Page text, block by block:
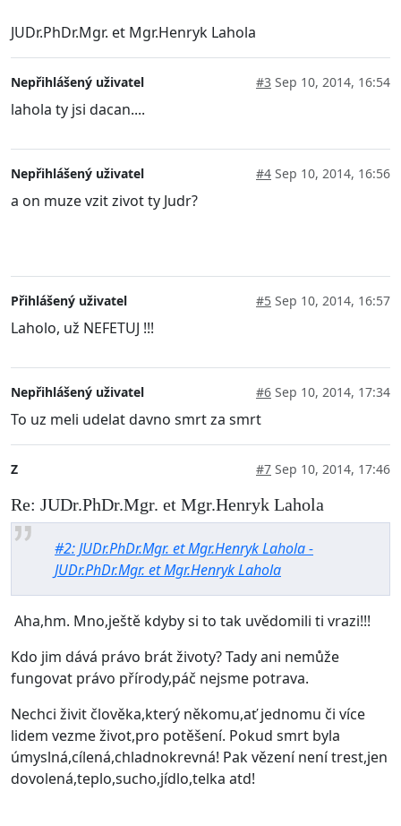
JUDr.PhDr.Mgr. et Mgr.Henryk Lahola
Nepřihlášený uživatel #3 Sep 10, 2014, 16:54
lahola ty jsi dacan....
Nepřihlášený uživatel #4 Sep 10, 2014, 16:56
a on muze vzit zivot ty Judr?
Přihlášený uživatel #5 Sep 10, 2014, 16:57
Laholo, už NEFETUJ !!!
Nepřihlášený uživatel #6 Sep 10, 2014, 17:34
To uz meli udelat davno smrt za smrt
Z #7 Sep 10, 2014, 17:46
Re: JUDr.PhDr.Mgr. et Mgr.Henryk Lahola
#2: JUDr.PhDr.Mgr. et Mgr.Henryk Lahola -
JUDr.PhDr.Mgr. et Mgr.Henryk Lahola
Aha,hm. Mno,ještě kdyby si to tak uvědomili ti vrazi!!!
Kdo jim dává právo brát životy? Tady ani nemůže
fungovat právo přírody,páč nejsme potrava.
Nechci živit člověka,který někomu,ať jednomu či více
lidem vezme život,pro potěšení. Pokud smrt byla
úmyslná,cílená,chladnokrevná! Pak vězení není trest,jen
dovolená,teplo,sucho,jídlo,telka atd!